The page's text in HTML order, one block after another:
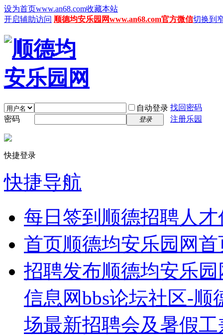
设为首页www.an68.com收藏本站
开启辅助访问 顺德均安乐园网www.an68.com官方微信切换到
自动登录 找回密码
密码
登录 注册乐园
快捷登录
快捷导航
每日签到 顺德招聘人
首页顺德均安乐园网首
招聘发布顺德均安乐
信息网bbs论坛社区-
场最新招聘会及暑假